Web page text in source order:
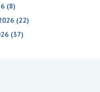
(8)
(22)
(37)